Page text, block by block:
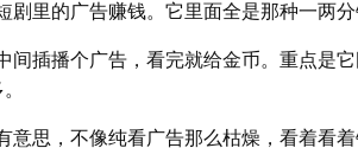
剧里的广告赚钱。它里面全是那种一两
间插播个广告，看完就给金币。重点是
意思，不像纯看广告那么枯燥，看着看